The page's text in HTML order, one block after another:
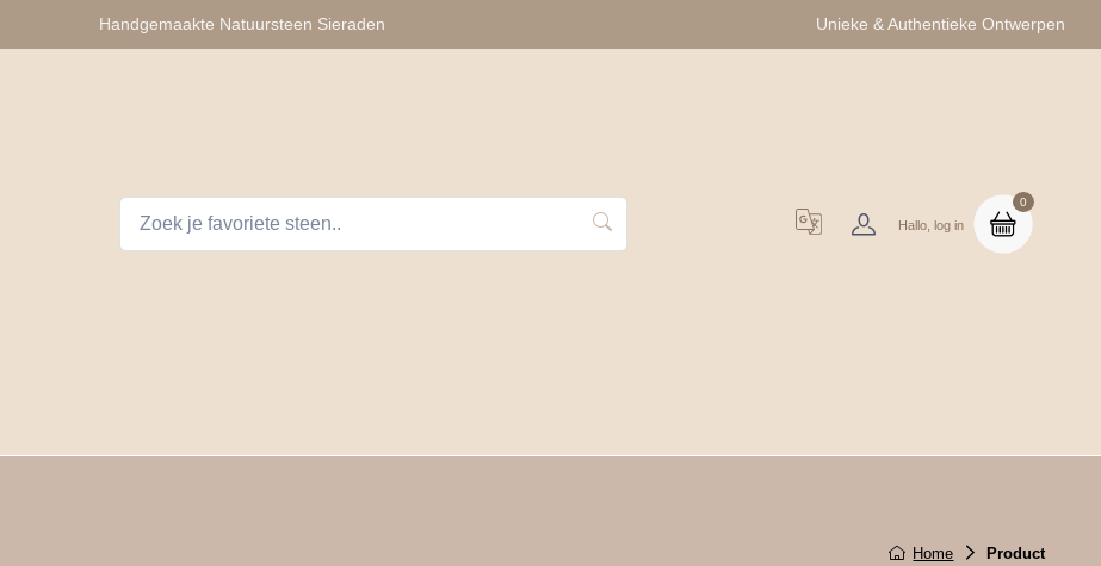
Handgemaakte Natuursteen Sieraden Unieke & Authentieke Ontwerpen
Hallo, log in
0
Home Product